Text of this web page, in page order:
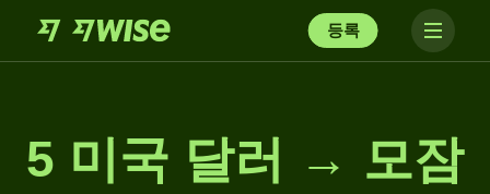
등록
5 미국 달러 → 모잠